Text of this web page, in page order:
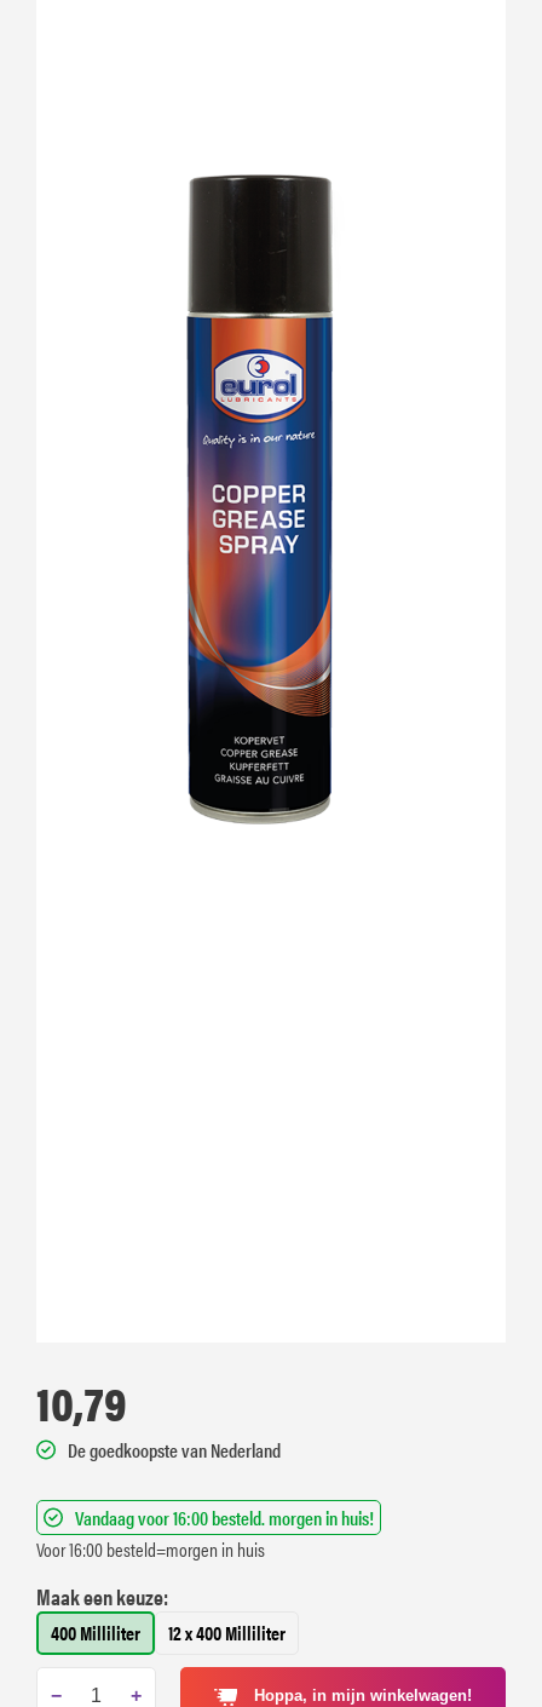
10,79
De goedkoopste van Nederland
Vandaag voor 16:00 besteld. morgen in huis!
Voor 16:00 besteld=morgen in huis
Maak een keuze:
400 Milliliter 12 x 400 Milliliter
− + Hoppa, in mijn winkelwagen!